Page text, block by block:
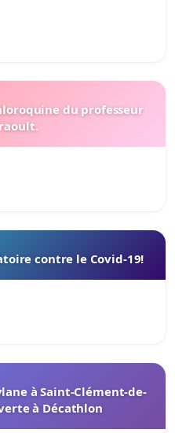
du professeur
contre le Covid-19!
à Saint-Clément-de-
à Décathlon